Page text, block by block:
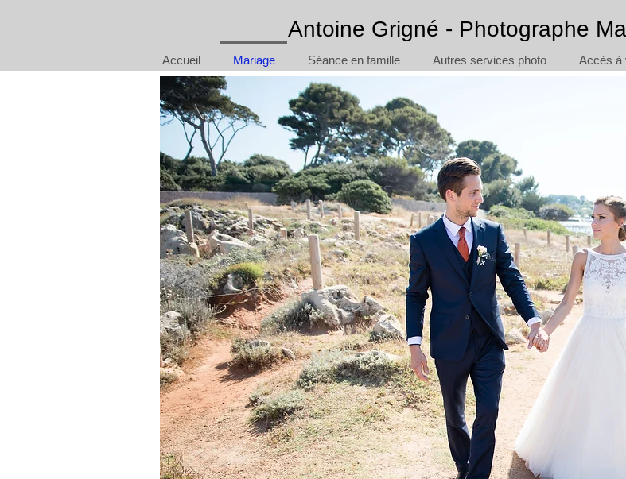
Antoine Grigné - Photographe
Accueil Mariage Séance en famille Autres services photo Accès à